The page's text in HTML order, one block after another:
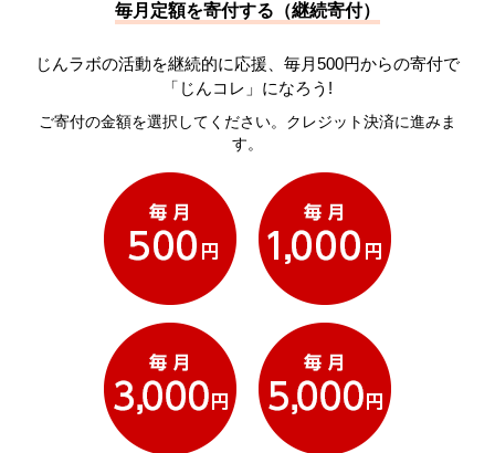
毎月定額を寄付する（継続寄付）
じんラボの活動を継続的に応援、毎月500円からの寄付で
「じんコレ」になろう!
ご寄付の金額を選択してください。クレジット決済に進みま
す。